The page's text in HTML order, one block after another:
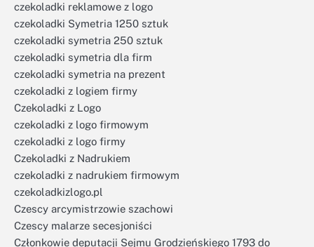
czekoladki reklamowe z logo
czekoladki Symetria 1250 sztuk
czekoladki symetria 250 sztuk
czekoladki symetria dla firm
czekoladki symetria na prezent
czekoladki z logiem firmy
Czekoladki z Logo
czekoladki z logo firmowym
czekoladki z logo firmy
Czekoladki z Nadrukiem
czekoladki z nadrukiem firmowym
czekoladkizlogo.pl
Czescy arcymistrzowie szachowi
Czescy malarze secesjoniści
Członkowie deputacji Sejmu Grodzieńskiego 1793 do